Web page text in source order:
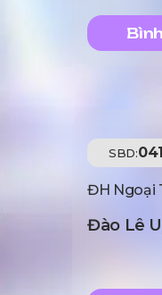
SBD:041
Đào Lê